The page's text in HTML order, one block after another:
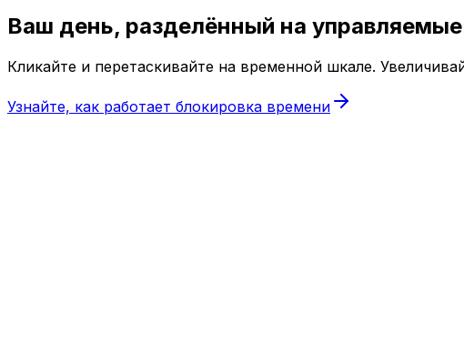
Ваш день, разделённый на управляемые
Кликайте и перетаскивайте на временной шкале.
Узнайте, как работает блокировка времени